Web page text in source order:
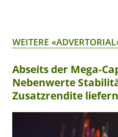
WEITERE
Abseits der Mega-
Nebenwerte
Zusatzrendite liefern